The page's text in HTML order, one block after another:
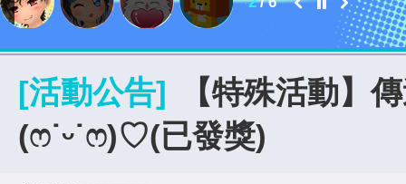
[活動公告]
【特殊活動】
(ෆ˙ᵕ˙ෆ)♡(已發獎)